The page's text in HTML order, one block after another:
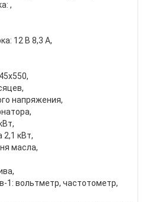
,
12 В 8,3 А,
напряжения,
2,1 кВт,
масла,
1: вольтметр, частотометр,